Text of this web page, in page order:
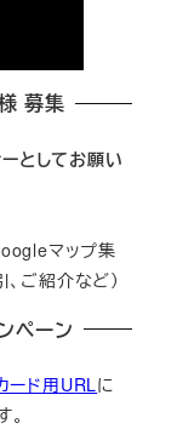
募集
としてお願い
マップ集
ご紹介など）
ペーン
ード用URLに